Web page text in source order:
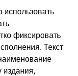
использовать
фиксировать
Текст
издания,